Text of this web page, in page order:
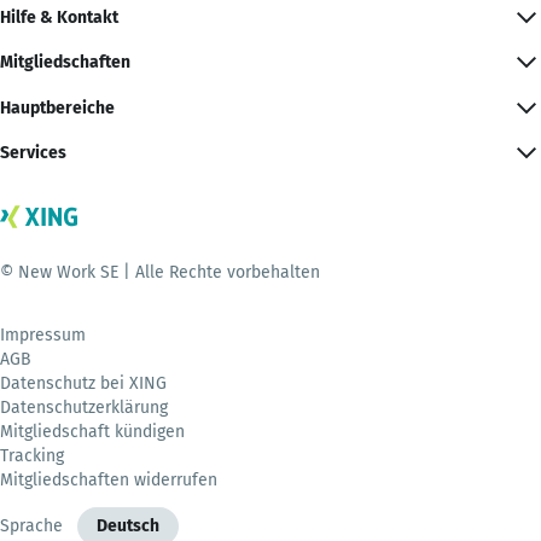
Hilfe & Kontakt
Mitgliedschaften
Hauptbereiche
Services
© New Work SE | Alle Rechte vorbehalten
Impressum
AGB
Datenschutz bei XING
Datenschutzerklärung
Mitgliedschaft kündigen
Tracking
Mitgliedschaften widerrufen
Sprache Deutsch